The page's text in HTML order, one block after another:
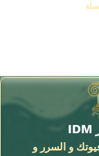
و السرر و